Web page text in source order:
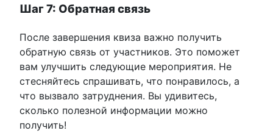
Шаг 7: Обратная связь
После завершения квиза важно получить
обратную связь от участников. Это поможет
вам улучшить следующие мероприятия. Не
стесняйтесь спрашивать, что понравилось, а
что вызвало затруднения. Вы удивитесь,
сколько полезной информации можно
получить!